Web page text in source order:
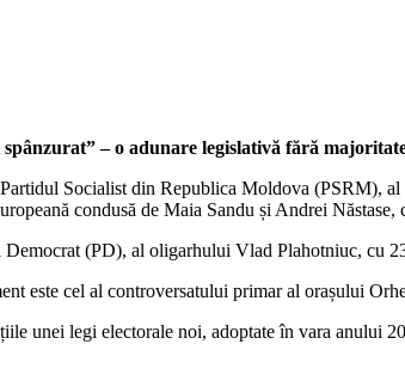
– o adunare legislativă fără
Socialist din Republica Moldova (PSRM),
condusă de Maia Sandu și Andrei
Democrat (PD), al oligarhului Vlad Plahotniuc, cu
este cel al controversatului primar al orașului
unei legi electorale noi, adoptate în vara anului